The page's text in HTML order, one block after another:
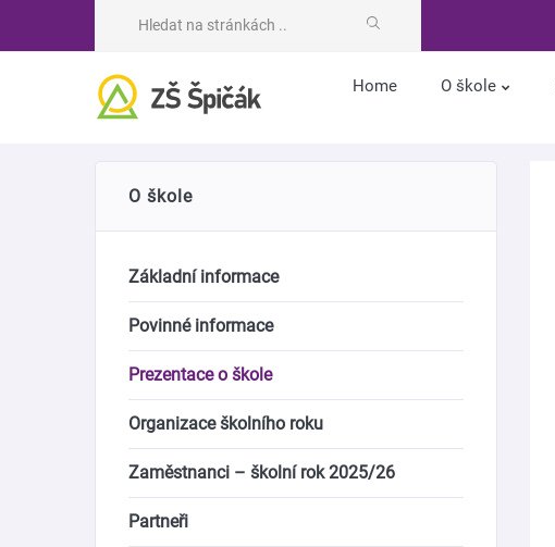
Home O škole
O škole
Základní informace
Povinné informace
Prezentace o škole
Organizace školního roku
Zaměstnanci – školní rok 2025/26
Partneři